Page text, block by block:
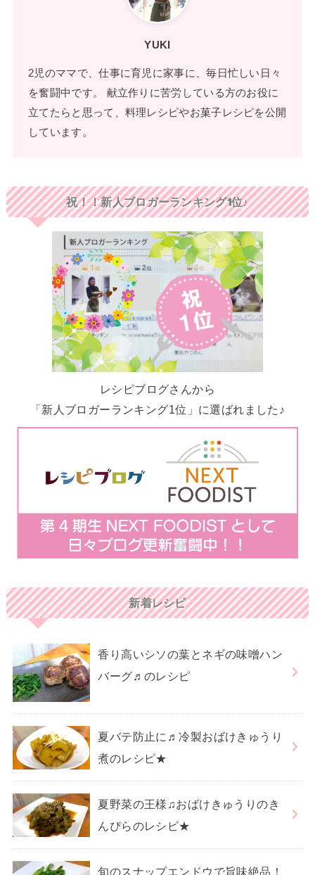
YUKI
2児のママで、仕事に育児に家事に、毎日忙しい日々
を奮闘中です。 献立作りに苦労している方のお役に
立てたらと思って、料理レシピやお菓子レシピを公開
しています。
祝！！新人ブロガーランキング1位♪
レシピブログさんから
「新人ブロガーランキング1位」に選ばれました♪
新着レシピ
香り高いシソの葉とネギの味噌ハン
バーグ♬のレシピ
夏バテ防止に♬冷製おばけきゅうり
煮のレシピ★
夏野菜の王様♫おばけきゅうりのき
んぴらのレシピ★
旬のスナップエンドウで旨味絶品！